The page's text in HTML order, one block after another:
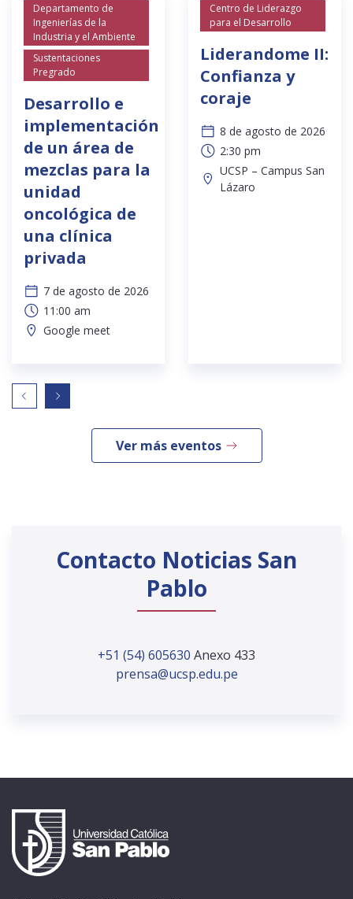
Departamento de
Ingenierías de la
Industria y el Ambiente
Sustentaciones
Pregrado
Desarrollo e
implementación
de un área de
mezclas para la
unidad
oncológica de
una clínica
privada
7 de agosto de 2026
11:00 am
Google meet
Centro de Liderazgo
para el Desarrollo
Liderandome II:
Confianza y
coraje
8 de agosto de 2026
2:30 pm
UCSP – Campus San
Lázaro
Ver más eventos
Contacto Noticias San
Pablo
+51 (54) 605630 Anexo 433
prensa@ucsp.edu.pe